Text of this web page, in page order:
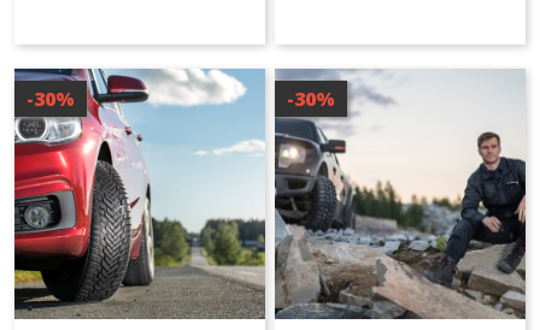
-30% -30%